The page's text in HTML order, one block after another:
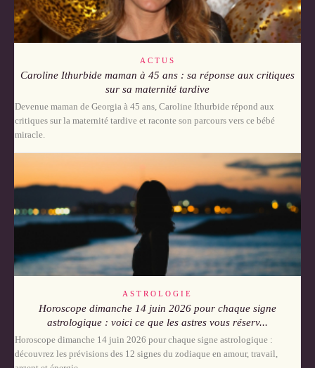
ACTUS
Caroline Ithurbide maman à 45 ans : sa réponse aux critiques
sur sa maternité tardive
Devenue maman de Georgia à 45 ans, Caroline Ithurbide répond aux
critiques sur la maternité tardive et raconte son parcours vers ce bébé
miracle.
ASTROLOGIE
Horoscope dimanche 14 juin 2026 pour chaque signe
astrologique : voici ce que les astres vous réserv...
Horoscope dimanche 14 juin 2026 pour chaque signe astrologique :
découvrez les prévisions des 12 signes du zodiaque en amour, travail,